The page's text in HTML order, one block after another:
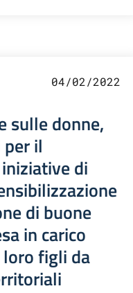
04/02/2022
sulle donne,
il
di
di buone
in carico
figli da